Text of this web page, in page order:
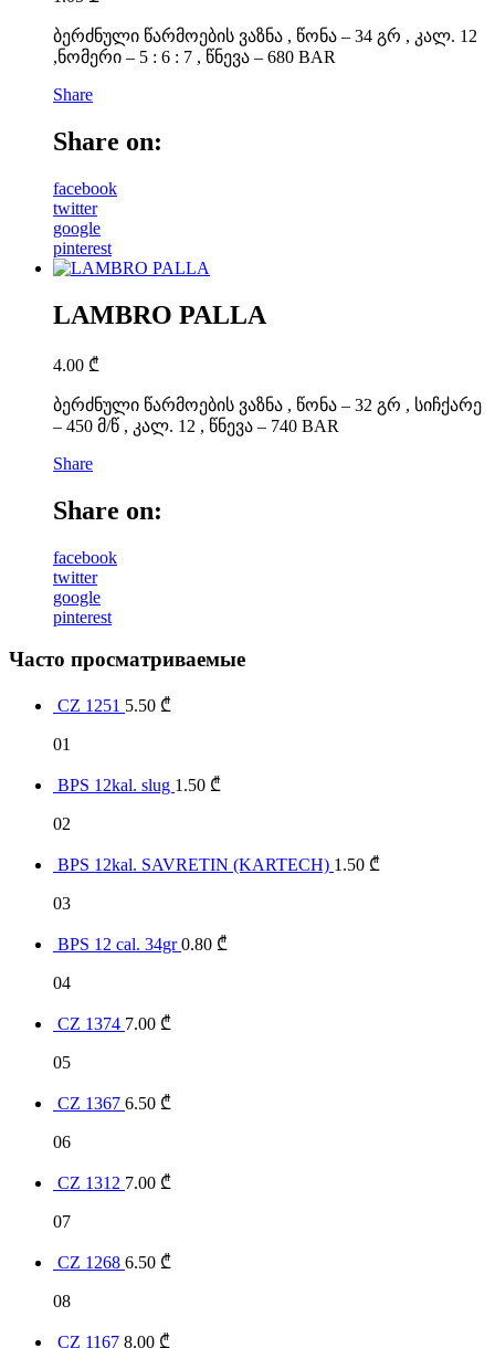
ბერძნული წარმოების ვაზნა , წონა – 34 გრ , კალ. 12
,ნომერი – 5 : 6 : 7 , წნევა – 680 BAR
Share
Share on:
facebook
twitter
google
pinterest
LAMBRO PALLA
4.00 ₾
ბერძნული წარმოების ვაზნა , წონა – 32 გრ , სიჩქარე
– 450 მ/წ , კალ. 12 , წნევა – 740 BAR
Share
Share on:
facebook
twitter
google
pinterest
Часто просматриваемые
CZ 1251 5.50 ₾
01
BPS 12kal. slug 1.50 ₾
02
BPS 12kal. SAVRETIN (KARTECH) 1.50 ₾
03
BPS 12 cal. 34gr0.80 ₾
04
CZ 1374 7.00 ₾
05
CZ 1367 6.50 ₾
06
CZ 1312 7.00 ₾
07
CZ 1268 6.50 ₾
08
CZ 1167 8.00 ₾